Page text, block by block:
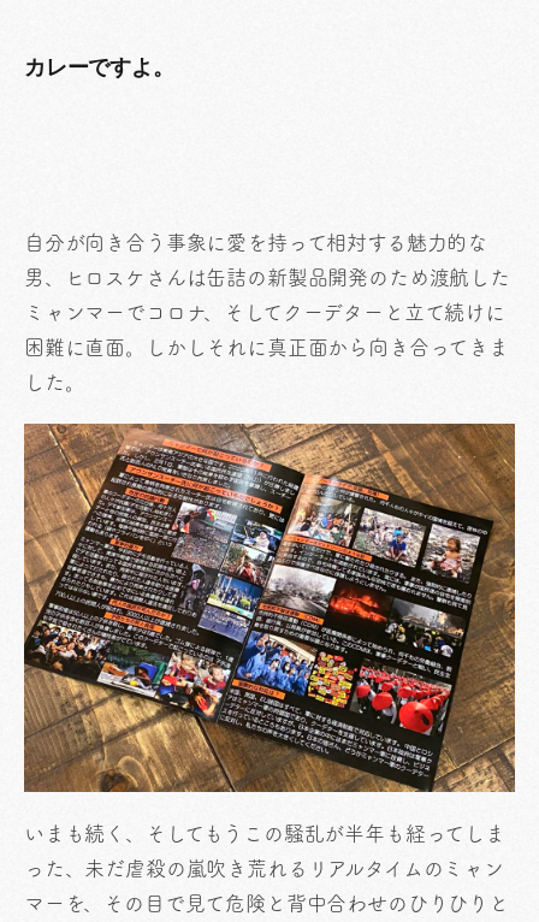
カレーですよ。
自分が向き合う事象に愛を持って相対する魅力的な
男、ヒロスケさんは缶詰の新製品開発のため渡航した
ミャンマーでコロナ、そしてクーデターと立て続けに
困難に直面。しかしそれに真正面から向き合ってきま
した。
いまも続く、そしてもうこの騒乱が半年も経ってしま
った、未だ虐殺の嵐吹き荒れるリアルタイムのミャン
マーを、その目で見て危険と背中合わせのひりひりと